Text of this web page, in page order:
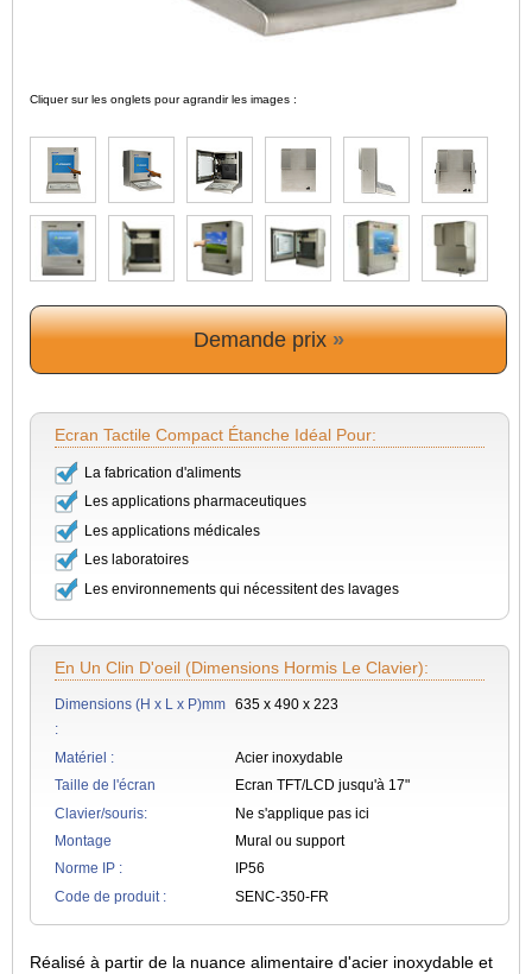
Cliquer sur les onglets pour agrandir les images :
Demande prix»
Ecran Tactile Compact Étanche Idéal Pour:
La fabrication d'aliments
Les applications pharmaceutiques
Les applications médicales
Les laboratoires
Les environnements qui nécessitent des lavages
En Un Clin D'oeil (dimensions Hormis Le Clavier):
Dimensions (H x L x P)mm
:
635 x 490 x 223
Matériel :
Acier inoxydable
Taille de l'écran
Ecran TFT/LCD jusqu'à 17"
Clavier/souris:
Ne s'applique pas ici
Montage
Mural ou support
Norme IP :
IP56
Code de produit :
SENC-350-FR
Réalisé à partir de la nuance alimentaire d'acier inoxydable et